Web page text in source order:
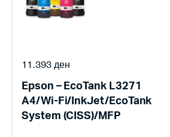
Epson – EcoTank L3271
A4/Wi-Fi/InkJet/EcoTank
System (CISS)/MFP
11.393ден